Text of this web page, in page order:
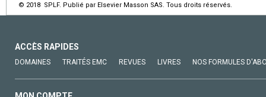
© 2018 SPLF. Publié par Elsevier Masson SAS. Tous droits réservés.
ACCÈS RAPIDES
DOMAINES TRAITÉS EMC REVUES LIVRES NOS FORMULES